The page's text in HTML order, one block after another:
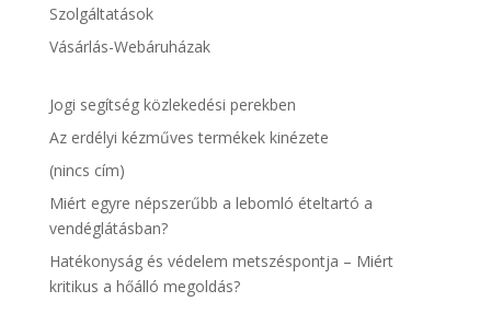
Szolgáltatások
Vásárlás-Webáruházak
Jogi segítség közlekedési perekben
Az erdélyi kézműves termékek kinézete
(nincs cím)
Miért egyre népszerűbb a lebomló ételtartó a
vendéglátásban?
Hatékonyság és védelem metszéspontja – Miért
kritikus a hőálló megoldás?